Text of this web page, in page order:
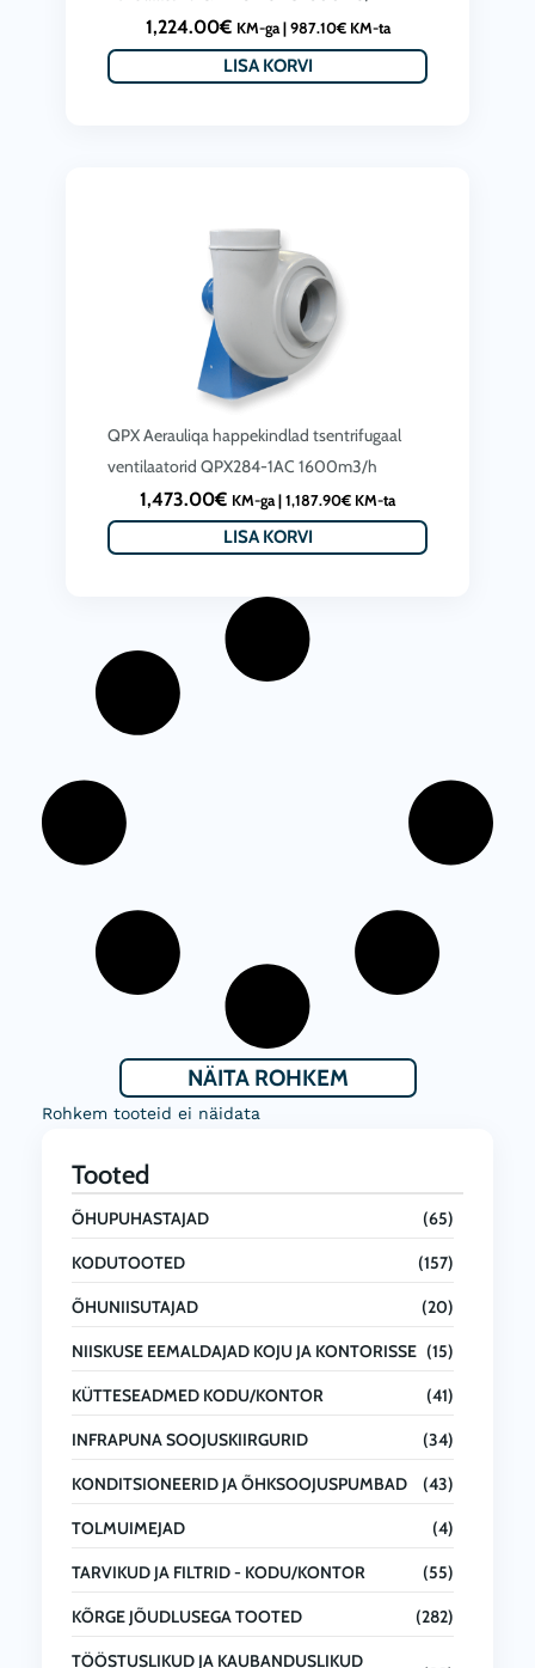
1,224.00€ KM-ga | 987.10€KM-ta
LISA KORVI
QPX Aerauliqa happekindlad tsentrifugaal
ventilaatorid QPX284-1AC 1600m3/h
1,473.00€ KM-ga | 1,187.90€ KM-ta
LISA KORVI
NÄITA ROHKEM
Rohkem tooteid ei näidata
Tooted
ÕHUPUHASTAJAD (65)
KODUTOOTED (157)
ÕHUNIISUTAJAD (20)
NIISKUSE EEMALDAJAD KOJU JA KONTORISSE (15)
KÜTTESEADMED KODU/KONTOR (41)
INFRAPUNA SOOJUSKIIRGURID (34)
KONDITSIONEERID JA ÕHKSOOJUSPUMBAD (43)
TOLMUIMEJAD (4)
TARVIKUD JA FILTRID - KODU/KONTOR (55)
KÕRGE JÕUDLUSEGA TOOTED (282)
TÖÖSTUSLIKUD JA KAUBANDUSLIKUD